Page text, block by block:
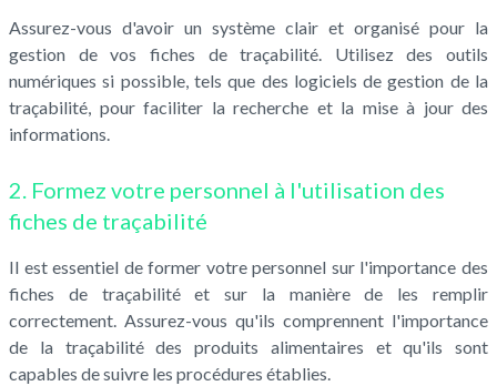
Assurez-vous d'avoir un système clair et organisé pour la
gestion de vos fiches de traçabilité. Utilisez des outils
numériques si possible, tels que des logiciels de gestion de la
traçabilité, pour faciliter la recherche et la mise à jour des
informations.
2. Formez votre personnel à l'utilisation des
fiches de traçabilité
Il est essentiel de former votre personnel sur l'importance des
fiches de traçabilité et sur la manière de les remplir
correctement. Assurez-vous qu'ils comprennent l'importance
de la traçabilité des produits alimentaires et qu'ils sont
capables de suivre les procédures établies.